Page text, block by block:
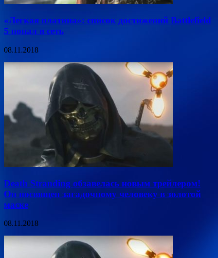
«Легкая платина»: список достижений Battlefield
5 попал в сеть
08.11.2018
Death Stranding обзавелась новым трейлером!
Он посвящен загадочному человеку в золотой
маске
08.11.2018